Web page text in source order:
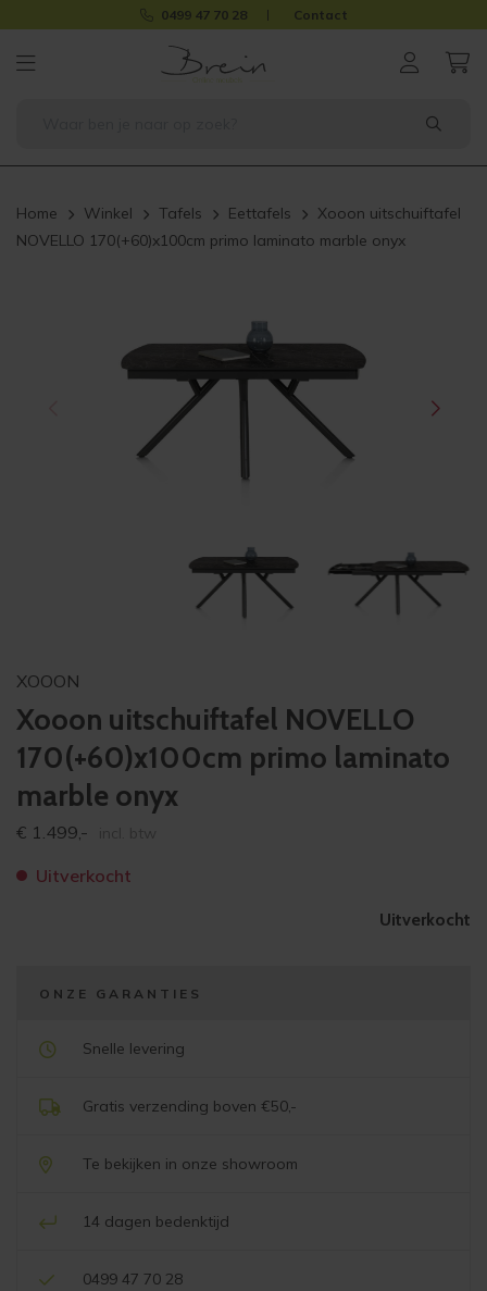
0499 47 70 28 Contact
Home Winkel Tafels Eettafels
Xooon uitschuiftafel
NOVELLO 170(+60)x100cm primo laminato marble onyx
XOOON
Xooon uitschuiftafel NOVELLO
170(+60)x100cm primo laminato
marble onyx
€ 1.499,-
Uitverkocht
Uitverkocht
ONZE GARANTIES
Snelle levering
Gratis verzending boven €50,-
Te bekijken in onze showroom
14 dagen bedenktijd
0499 47 70 28